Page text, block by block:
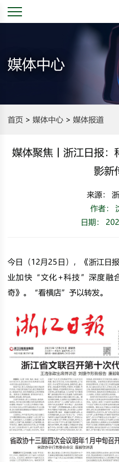
媒体中心
首页 媒体中心 媒体报道
媒体聚焦丨浙江日报
影新
来源：
作者：
日期：
今日（12月25日），《浙江日
业加快“文化+科技”深度融
奇》。“看横店”予以转发。